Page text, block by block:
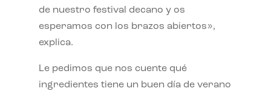
de nuestro festival decano y os
esperamos con los brazos abiertos»,
explica.
Le pedimos que nos cuente qué
ingredientes tiene un buen día de verano